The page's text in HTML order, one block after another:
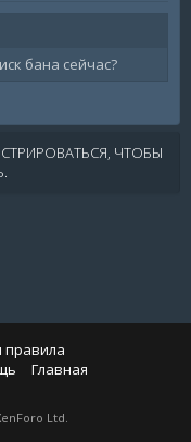
бана сейчас?
ЧТОБЫ
правила
Главная
Ltd.